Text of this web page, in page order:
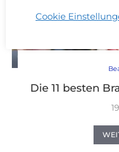
Die 11 besten
Cookie